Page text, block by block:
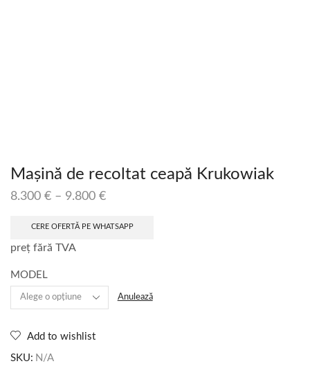
Mașină de recoltat ceapă Krukowiak
8.300 € – 9.800 €
CERE OFERTĂ PE WHATSAPP
preț fără TVA
MODEL
Anulează
Add to wishlist
SKU: N/A